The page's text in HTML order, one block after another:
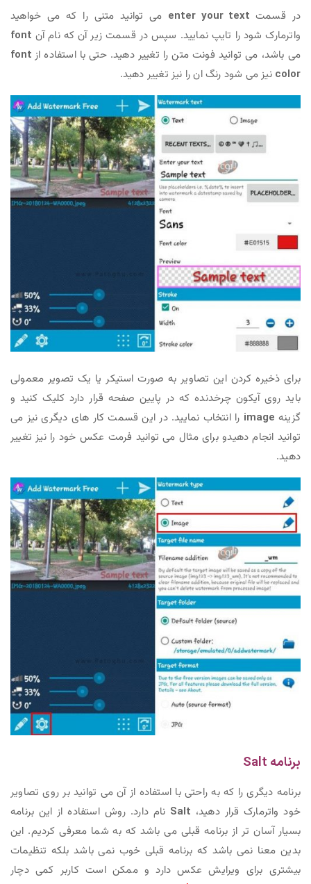
در قسمتenter your text
می توانید متنی را که می خواهید
واترمارک شود را تایپ نمایید. سپس در قسمت زیر آن که نام آن font
می باشد، می توانید فونت متن را تغییر دهید. حتی با استفاده از font
color نیز می شود رنگ ان را نیز تغییر دهید.
برای ذخیره کردن این تصاویر به صورت استیکر یا یک تصویر معمولی
باید روی آیکون چرخدنده که در پایین صفحه قرار دارد کلیک کنید و
گزینه image را انتخاب نمایید. در این قسمت کار های دیگری نیز می
توانید انجام دهیدو برای مثال می توانید فرمت عکس خود را نیز تغییر
دهید.
برنامه Salt
برنامه دیگری را که به راحتی با استفاده از آن می توانید بر روی تصاویر
خود واترمارک قرار دهید، Salt نام دارد. روش استفاده از این برنامه
بسیار آسان تر از برنامه قبلی می باشد که به شما معرفی کردیم. این
بدین معنا نمی باشد که برنامه قبلی خوب نمی باشد بلکه تنظیمات
بیشتری برای ویرایش عکس دارد و ممکن است کاربر کمی دچار